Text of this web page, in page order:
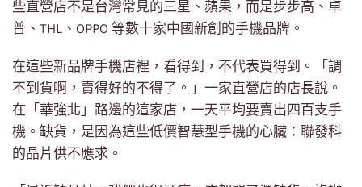
些直營店不是台灣常見的三星、蘋果，而是步步高、卓
普、THL、OPPO 等數十家中國新創的手機品牌。
在這些新品牌手機店裡，看得到，不代表買得到。「調
不到貨啊，賣得好的不得了。」一家直營店的店長說。
在「華強北」路邊的這家店，一天平均要賣出四百支手
機。缺貨，是因為這些低價智慧型手機的心臟：聯發科
的晶片供不應求。